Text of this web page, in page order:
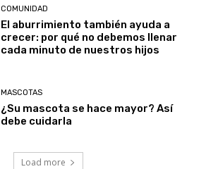
COMUNIDAD
El aburrimiento también ayuda a
crecer: por qué no debemos llenar
cada minuto de nuestros hijos
MASCOTAS
¿Su mascota se hace mayor? Así
debe cuidarla
Load more